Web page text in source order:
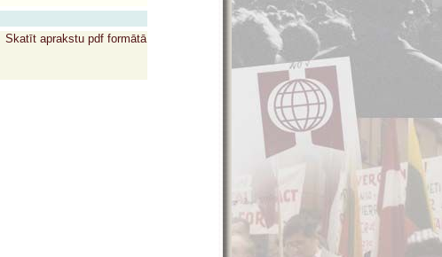
Skatīt aprakstu pdf formātā